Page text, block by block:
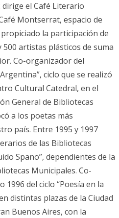
dirige el Café Literario
Montserrat, espacio de
la participación de
500 artistas plásticos de suma
Co-organizador del
ciclo que se realizó
Cultural Catedral, en el
General de Bibliotecas
a los poetas más
país. Entre 1995 y 1997
de las Bibliotecas
Spano”, dependientes de la
Municipales. Co-
del ciclo “Poesía en la
distintas plazas de la Ciudad
Buenos Aires, con la